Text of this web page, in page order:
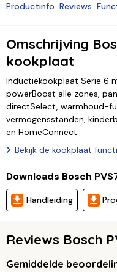
Productinfo Reviews
Omschrijving
kookplaat
Inductiekookplaat Serie 6
powerBoost alle zones,
directSelect, warmhoud-
vermogensstanden,
en HomeConnect.
Bekijk de kookplaat
Downloads Bosch
Handleiding
Reviews Bosch
Gemiddelde